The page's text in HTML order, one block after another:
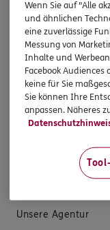
Hilfe & Services
E-Mail schreiben
Schaden melden
EU-
Das könnte Sie
Unsere Agentur
Wenn Sie auf "Alle
und ähnlichen
eine zuverlässige
Messung von
Inhalte und
Facebook Audiences
keine für Sie
Sie können Ihre
anpassen. Näheres